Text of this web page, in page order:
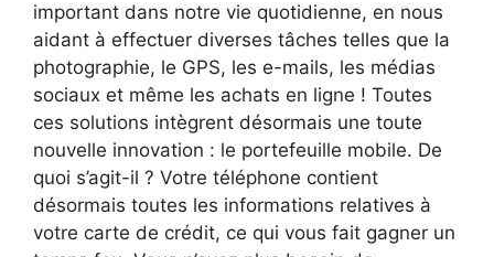
important dans notre vie quotidienne, en nous
aidant à effectuer diverses tâches telles que la
photographie, le GPS, les e-mails, les médias
sociaux et même les achats en ligne ! Toutes
ces solutions intègrent désormais une toute
nouvelle innovation : le portefeuille mobile. De
quoi s’agit-il ? Votre téléphone contient
désormais toutes les informations relatives à
votre carte de crédit, ce qui vous fait gagner un